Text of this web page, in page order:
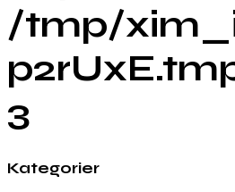
/tmp/
3
Kategorier